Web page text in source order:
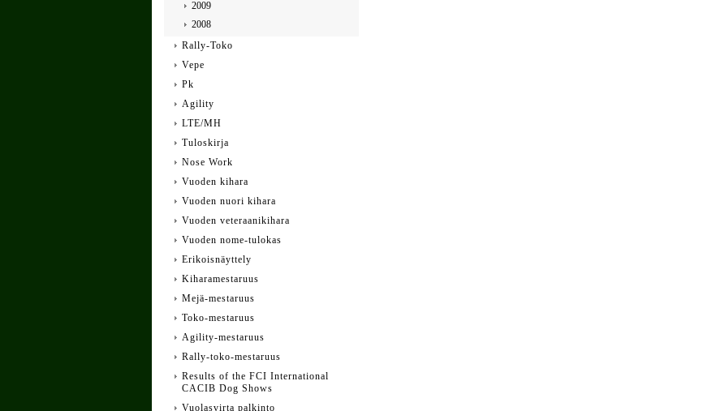
2009
2008
Rally-Toko
Vepe
Pk
Agility
LTE/MH
Tuloskirja
Nose Work
Vuoden kihara
Vuoden nuori kihara
Vuoden veteraanikihara
Vuoden nome-tulokas
Erikoisnäyttely
Kiharamestaruus
Mejä-mestaruus
Toko-mestaruus
Agility-mestaruus
Rally-toko-mestaruus
Results of the FCI International
CACIB Dog Shows
Vuolasvirta palkinto